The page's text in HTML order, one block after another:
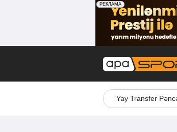
Yay Transfer